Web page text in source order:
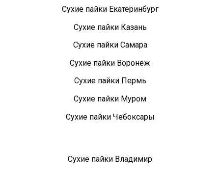
Сухие пайки Екатеринбург
Сухие пайки Казань
Сухие пайки Самара
Сухие пайки Воронеж
Сухие пайки Пермь
Сухие пайки Муром
Сухие пайки Чебоксары
Сухие пайки Владимир